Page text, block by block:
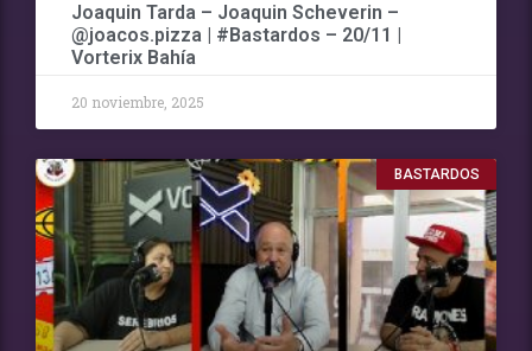
Joaquin Tarda – Joaquin Scheverin –
@joacos.pizza | #Bastardos – 20/11 |
Vorterix Bahía
20 noviembre, 2025
BASTARDOS